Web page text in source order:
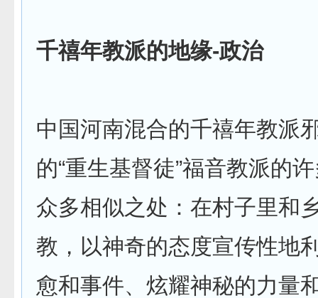
千禧年教派的地缘-政治
中国河南混合的千禧年教派
的“重生基督徒”福音教派的
众多相似之处：在村子里和
教，以神奇的态度宣传性地
愈和事件、炫耀神秘的力量